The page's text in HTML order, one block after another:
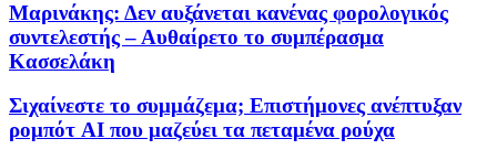
Μαρινάκης: Δεν αυξάνεται κανένας φορολογικός
συντελεστής – Αυθαίρετο το συμπέρασμα
Κασσελάκη
Σιχαίνεστε το συμμάζεμα; Επιστήμονες ανέπτυξαν
ρομπότ AI που μαζεύει τα πεταμένα ρούχα